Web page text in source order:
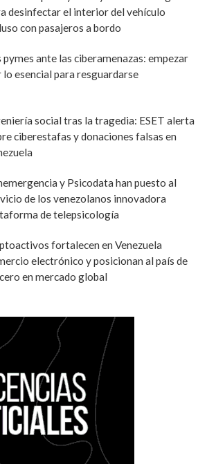
desinfectar el interior del vehículo
con pasajeros a bordo
pymes ante las ciberamenazas: empezar
lo esencial para resguardarse
social tras la tragedia: ESET alerta
ciberestafas y donaciones falsas en
y Psicodata han puesto al
de los venezolanos innovadora
de telepsicología
fortalecen en Venezuela
electrónico y posicionan al país de
en mercado global